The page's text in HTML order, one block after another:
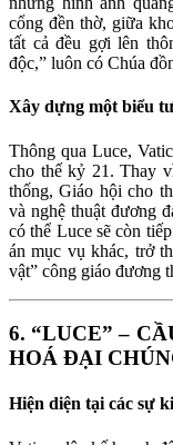
cổng đền thờ, giữa
tất cả đều gợi lên
độc,” luôn có Chúa
Xây dựng một biểu
Thông qua Luce,
cho thế kỷ 21. Thay
thống, Giáo hội cho
và nghệ thuật đương
có thể Luce sẽ còn
án mục vụ khác, trở
vật” công giáo đương
6. “LUCE” –
HOÁ ĐẠI
Hiện diện tại các sự